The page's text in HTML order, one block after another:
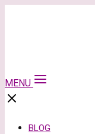
MENU
BLOG